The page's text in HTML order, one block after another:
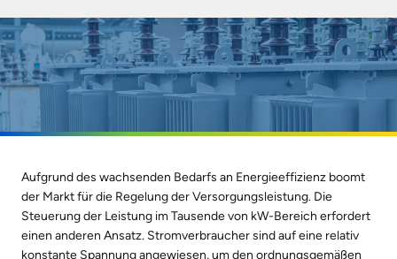
Aufgrund des wachsenden Bedarfs an Energieeffizienz boomt
der Markt für die Regelung der Versorgungsleistung. Die
Steuerung der Leistung im Tausende von kW-Bereich erfordert
einen anderen Ansatz. Stromverbraucher sind auf eine relativ
konstante Spannung angewiesen, um den ordnungsgemäßen